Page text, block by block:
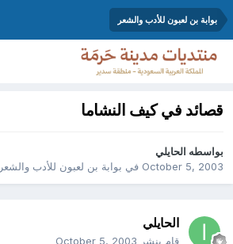
بوابة بن لعبون للأدب والشعر
قصائد في كيف النشاما
بواسطه الحايلي
October 5, 2003في بوابة بن لعبون للأدب والشعر
الحايلي
قام بنشر October 5, 2003